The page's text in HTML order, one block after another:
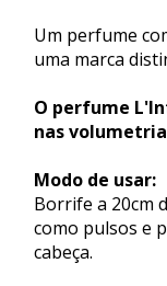
Um perfume
uma marca
O perfume
nas
Modo de usar:
Borrife a 20cm
como pulsos e
cabeça.